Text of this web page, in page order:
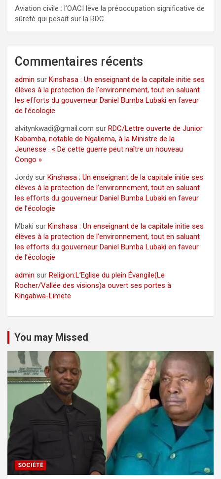
Aviation civile : l’OACI lève la préoccupation significative de
sûreté qui pesait sur la RDC
Commentaires récents
admin sur Kinshasa : Un enseignant de la capitale initie ses
élèves à la protection de l’environnement, tout en saluant
les efforts du gouverneur Daniel Bumba Lubaki en faveur
de l’écologie
alvitynkwadi@gmail.com sur RDC/Lettre ouverte de Junior
Kabamba, notable de Ngaliema, à la Ministre de la
Jeunesse : « De cette guerre peut naître un nouveau
Congo »
Jordy sur Kinshasa : Un enseignant de la capitale initie ses
élèves à la protection de l’environnement, tout en saluant
les efforts du gouverneur Daniel Bumba Lubaki en faveur
de l’écologie
Mbaki sur Kinshasa : Un enseignant de la capitale initie ses
élèves à la protection de l’environnement, tout en saluant
les efforts du gouverneur Daniel Bumba Lubaki en faveur
de l’écologie
admin sur Religion:L’Eglise du plein Évangile(Le
Rocher/Vallée des visions)a ouvert ses portes à
Kingabwa-Limete
You may Missed
SOCIÉTÉ